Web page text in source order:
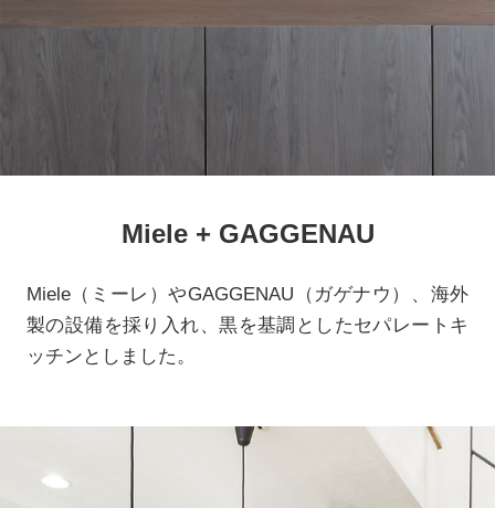
Miele + GAGGENAU
Miele（ミーレ）やGAGGENAU（ガゲナウ）、海外
製の設備を採り入れ、黒を基調としたセパレートキ
ッチンとしました。